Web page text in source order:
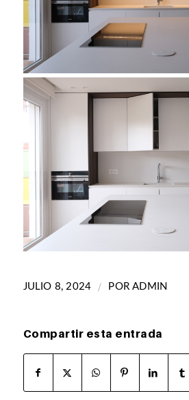
JULIO 8, 2024 / PORADMIN
Compartir esta entrada